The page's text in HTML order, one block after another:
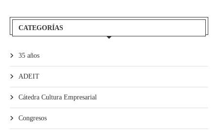
CATEGORÍAS
35 años
ADEIT
Cátedra Cultura Empresarial
Congresos